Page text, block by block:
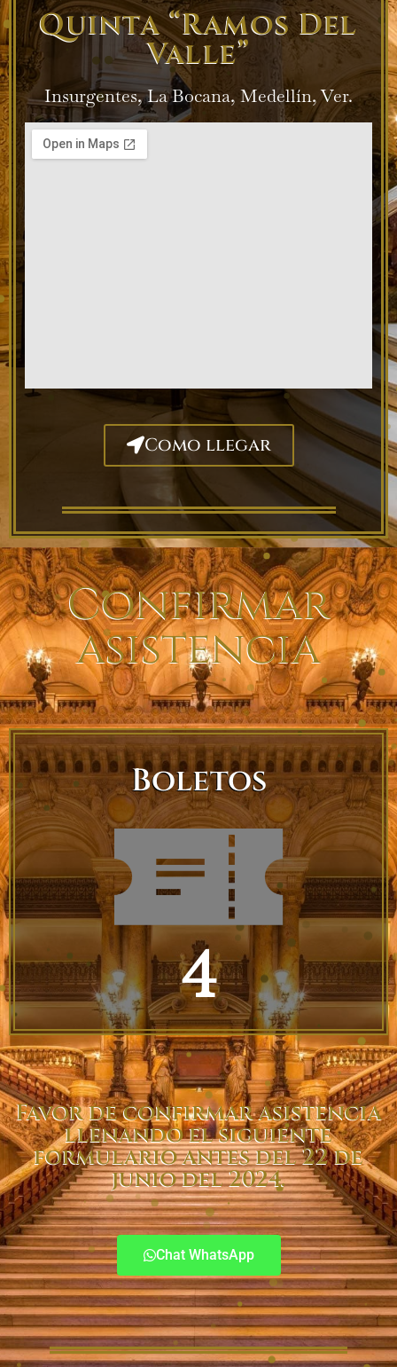
Quinta “Ramos Del
Valle”
Insurgentes, La Bocana, Medellín, Ver.
Como llegar
Confirmar
asistencia
Boletos
4
Favor de confirmar asistencia
llenando el siguiente
formulario antes del 22 de
junio del 2024.
Chat WhatsApp